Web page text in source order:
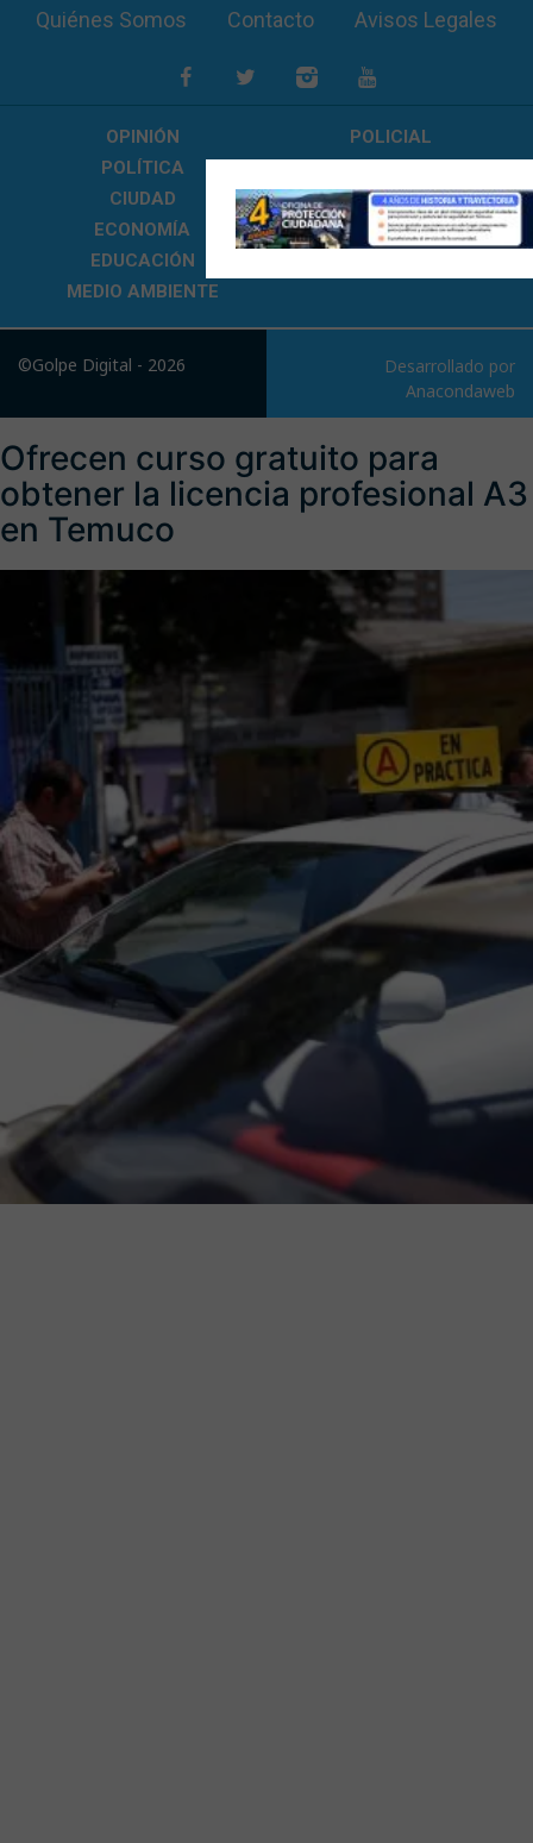
Quiénes Somos Contacto Avisos Legales
OPINIÓN
POLICIAL
POLÍTICA
CIUDAD
REGIÓN
ECONOMÍA
CULTURA
EDUCACIÓN
MEDIO AMBIENTE
©Golpe Digital - 2026
Desarrollado por
Anacondaweb
Ofrecen curso gratuito para
obtener la licencia profesional A3
en Temuco